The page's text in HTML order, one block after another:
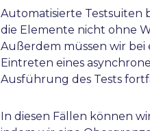
Automatisierte Testsuiten
die Elemente nicht ohne
Außerdem müssen wir bei
Eintreten eines
Ausführung des Tests
In diesen Fällen können